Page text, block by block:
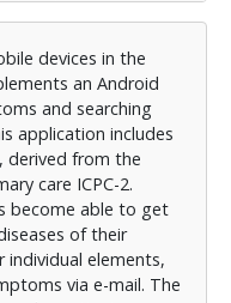
ιατρικών
ιατρικής
devices in the
an Android
and searching
application includes
derived from the
care ICPC-2.
become able to get
of their
elements,
via e-mail. The